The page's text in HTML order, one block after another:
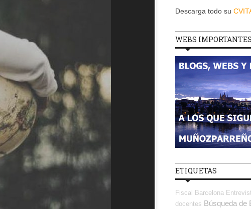
Descarga todo su
WEBS
ETIQUETAS
Fiscal Barcelona
docentes Búsqueda de